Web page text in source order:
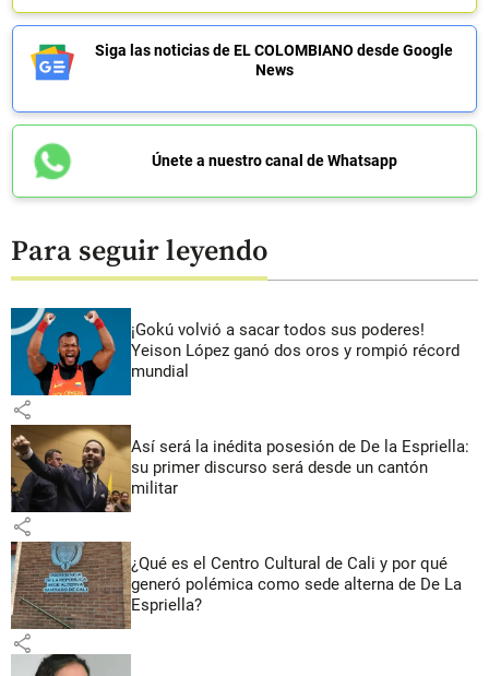
Siga las noticias de EL COLOMBIANO desde Google
News
Únete a nuestro canal de Whatsapp
Para seguir leyendo
¡Gokú volvió a sacar todos sus poderes!
Yeison López ganó dos oros y rompió récord
mundial
share
Así será la inédita posesión de De la Espriella:
su primer discurso será desde un cantón
militar
share
¿Qué es el Centro Cultural de Cali y por qué
generó polémica como sede alterna de De La
Espriella?
share